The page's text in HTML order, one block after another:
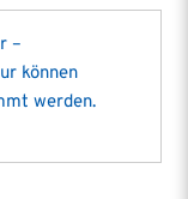
–
können
werden.